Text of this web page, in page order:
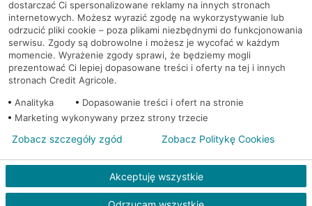
Regulamin serwisu
Mapa serwisu
PolitykaCookies
© 2026 Credit Agricole Bank Polska S.A. Wszelkie prawa zastrzeżone
dostarczać Ci spersonalizowane reklamy na innych stronach
internetowych. Możesz wyrazić zgodę na wykorzystywanie lub
odrzucić pliki cookie – poza plikami niezbędnymi do funkcjonowania
serwisu. Zgody są dobrowolne i możesz je wycofać w każdym
momencie. Wyrażenie zgody sprawi, że będziemy mogli
prezentować Ci lepiej dopasowane treści i oferty na tej i innych
stronach Credit Agricole.
Analityka
Dopasowanie treści i ofert na stronie
Marketing wykonywany przez strony trzecie
Akceptuję wszystkie
Zobacz szczegóły zgód Zobacz Politykę Cookies